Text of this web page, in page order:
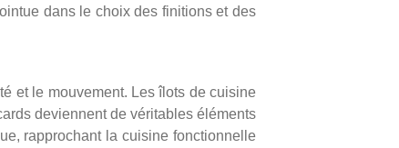
dans le choix des finitions et des
et le mouvement. Les îlots de cuisine
deviennent de véritables éléments
rapprochant la cuisine fonctionnelle